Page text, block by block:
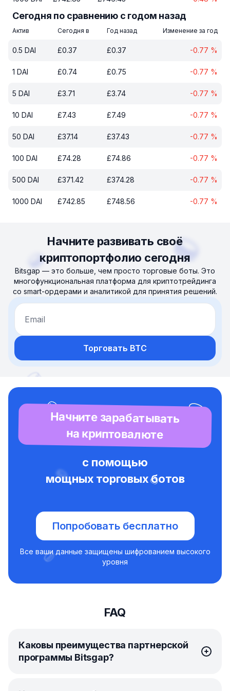
Сегодня по сравнению с годом назад
Актив Сегодня в Год назад Изменение за год
0.5 DAI £0.37 £0.37 -0.77 %
1 DAI £0.74 £0.75 -0.77 %
5 DAI £3.71 £3.74 -0.77 %
10 DAI £7.43 £7.49 -0.77 %
50 DAI £37.14 £37.43 -0.77 %
100 DAI £74.28 £74.86 -0.77 %
500 DAI £371.42 £374.28 -0.77 %
1000 DAI £742.85 £748.56 -0.77 %
Начните развивать своё
криптопортфолио сегодня
Bitsgap — это больше, чем просто торговые боты. Это
многофункциональная платформа для криптотрейдинга
со smart-ордерами и аналитикой для принятия решений.
Email
Торговать BTC
Начните зарабатывать
на криптовалюте
с помощью
мощных торговых ботов
Попробовать бесплатно
Все ваши данные защищены шифрованием высокого
уровня
FAQ
Каковы преимущества партнерской
программы Bitsgap?
Партнерская программа